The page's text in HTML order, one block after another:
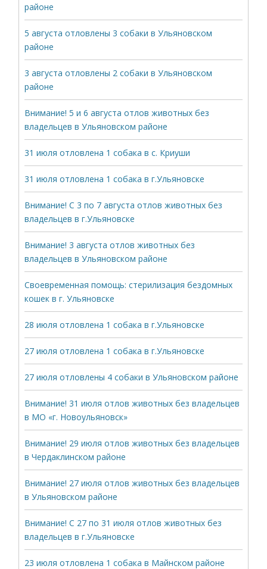
районе
5 августа отловлены 3 собаки в Ульяновском
районе
3 августа отловлены 2 собаки в Ульяновском
районе
Внимание! 5 и 6 августа отлов животных без
владельцев в Ульяновском районе
31 июля отловлена 1 собака в с. Криуши
31 июля отловлена 1 собака в г.Ульяновске
Внимание! С 3 по 7 августа отлов животных без
владельцев в г.Ульяновске
Внимание! 3 августа отлов животных без
владельцев в Ульяновском районе
Своевременная помощь: стерилизация бездомных
кошек в г. Ульяновске
28 июля отловлена 1 собака в г.Ульяновске
27 июля отловлена 1 собака в г.Ульяновске
27 июля отловлены 4 собаки в Ульяновском районе
Внимание! 31 июля отлов животных без владельцев
в МО «г. Новоульяновск»
Внимание! 29 июля отлов животных без владельцев
в Чердаклинском районе
Внимание! 27 июля отлов животных без владельцев
в Ульяновском районе
Внимание! С 27 по 31 июля отлов животных без
владельцев в г.Ульяновске
23 июля отловлена 1 собака в Майнском районе